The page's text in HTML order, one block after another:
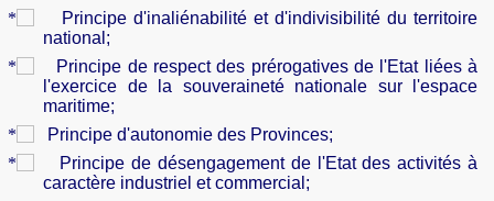
Principe d'inaliénabilité et d'indivisibilité du territoire
national;
Principe de respect des prérogatives de l'Etat liées à
l'exercice de la souveraineté nationale sur l'espace
maritime;
Principe d'autonomie des Provinces;
Principe de désengagement de l'Etat des activités à
caractère industriel et commercial;